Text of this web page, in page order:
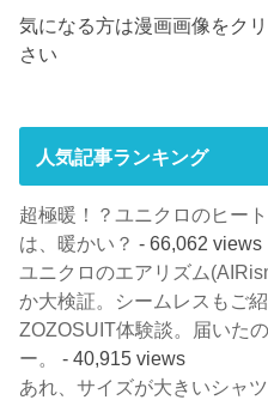
気になる方は漫画画像をク
さい
人気記事ランキング
超極暖！？ユニクロのヒー
は、暖かい？ - 66,062 views
ユニクロのエアリズム
か大検証。シームレスもご紹
ZOZOSUIT体験談。届いた
ー。
- 40,915 views
あれ、サイズが大きいシャ